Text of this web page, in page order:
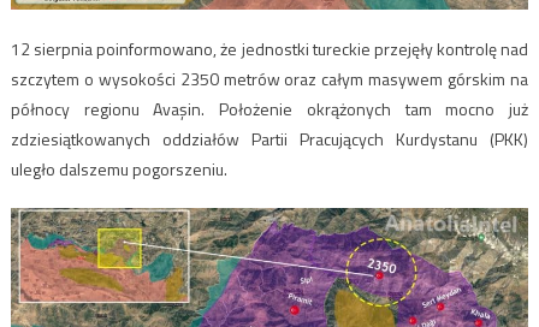
12 sierpnia poinformowano, że jednostki tureckie przejęły kontrolę nad
szczytem o wysokości 2350 metrów oraz całym masywem górskim na
północy regionu Avaşin. Położenie okrążonych tam mocno już
zdziesiątkowanych oddziałów Partii Pracujących Kurdystanu (PKK)
uległo dalszemu pogorszeniu.